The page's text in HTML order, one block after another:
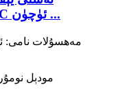
28489562 25183185 C ئۈچۈن ...
2. مودېل نومۇرى: 28489562